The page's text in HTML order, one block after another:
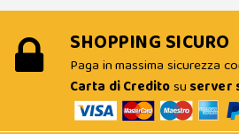
SHOPPING SICURO
Paga in massima sicurezza
Carta di Creditosu server